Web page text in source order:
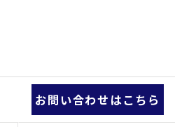
お問い合わせはこちら